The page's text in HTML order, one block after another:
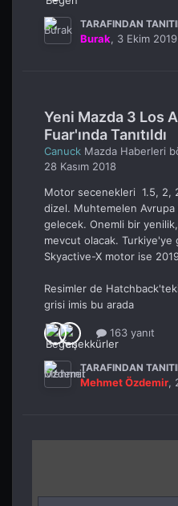
TARAFINDAN
Burak, 3 Ekim 2019
Yeni Mazda 3 Los
Fuar'ında Tanıtıldı
Canuck Mazda Haberleri
28 Kasım 2018
Motor secenekleri 1.5, 2,
dizel. Muhtemelen Avrupa
gelecek. Onemli bir
mevcut olacak. Turkiye'ye
Skyactive-X motor ise
Resimler de
grisi imis bu arada
163 yanıt
TARAFINDAN
Mehmet Özdemir,